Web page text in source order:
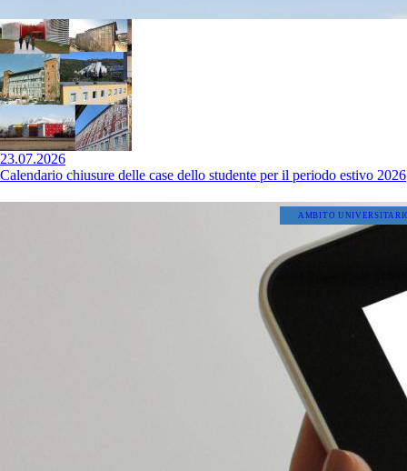
23.07.2026
Calendario chiusure delle case dello studente per il periodo estivo 2026
AMBITO